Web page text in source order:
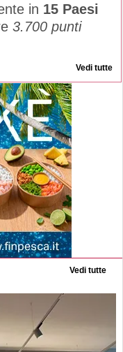
in 15 Paesi
3.700 punti
Vedi tutte
Vedi tutte